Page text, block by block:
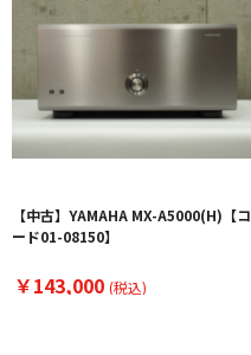
【中古】YAMAHA MX-A5000(H)【コ
ード01-08150】
￥143,000 (税込)